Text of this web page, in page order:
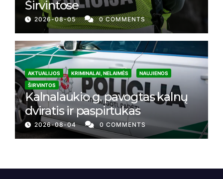
Širvintose
2026-08-05 0 COMMENTS
AKTUALIJOS KRIMINALAI, NELAIMĖS
NAUJIENOS
ŠIRVINTOS
Kalnalaukio g. pavogtas kalnų
dviratis ir paspirtukas
2026-08-04 0 COMMENTS